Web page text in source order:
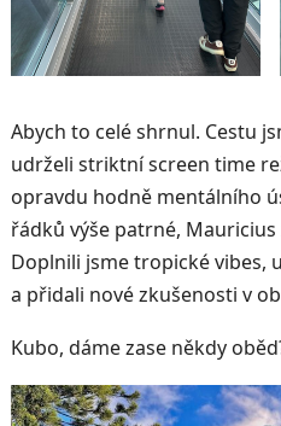
Abych to celé shrnul. Cestu
udrželi striktní screen time
opravdu hodně mentálního
řádků výše patrné,
Doplnili jsme tropické vibes,
a přidali nové zkušenosti v
Kubo, dáme zase někdy